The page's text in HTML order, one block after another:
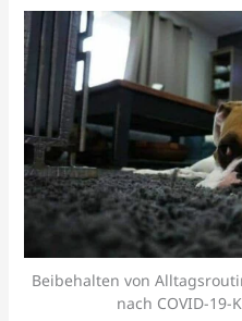
Beibehalten von
nach COVID-19-